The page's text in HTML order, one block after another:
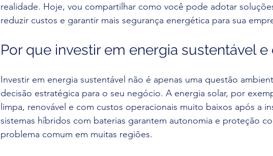
realidade. Hoje, vou compartilhar como você pode adotar
reduzir custos e garantir mais segurança energética para sua
Por que investir em energia sustentável
Investir em energia sustentável não é apenas uma questão
decisão estratégica para o seu negócio. A energia solar, por
limpa, renovável e com custos operacionais muito baixos após a
sistemas híbridos com baterias garantem autonomia e proteção
problema comum em muitas regiões.